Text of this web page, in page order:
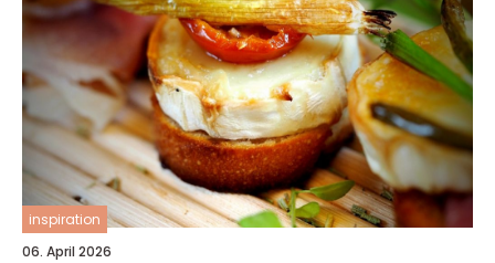
inspiration
06. April 2026